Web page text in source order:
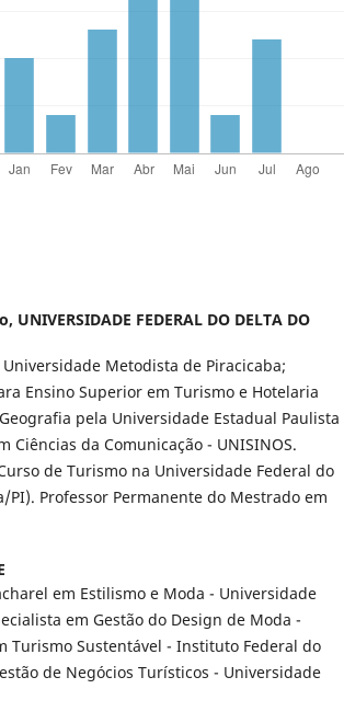
UNIVERSIDADE FEDERAL DO DELTA DO
Metodista de Piracicaba;
Ensino Superior em Turismo e Hotelaria
pela Universidade Estadual Paulista
Ciências da Comunicação - UNISINOS.
de Turismo na Universidade Federal do
PI). Professor Permanente do Mestrado em
em Estilismo e Moda - Universidade
em Gestão do Design de Moda -
Turismo Sustentável - Instituto Federal do
de Negócios Turísticos - Universidade